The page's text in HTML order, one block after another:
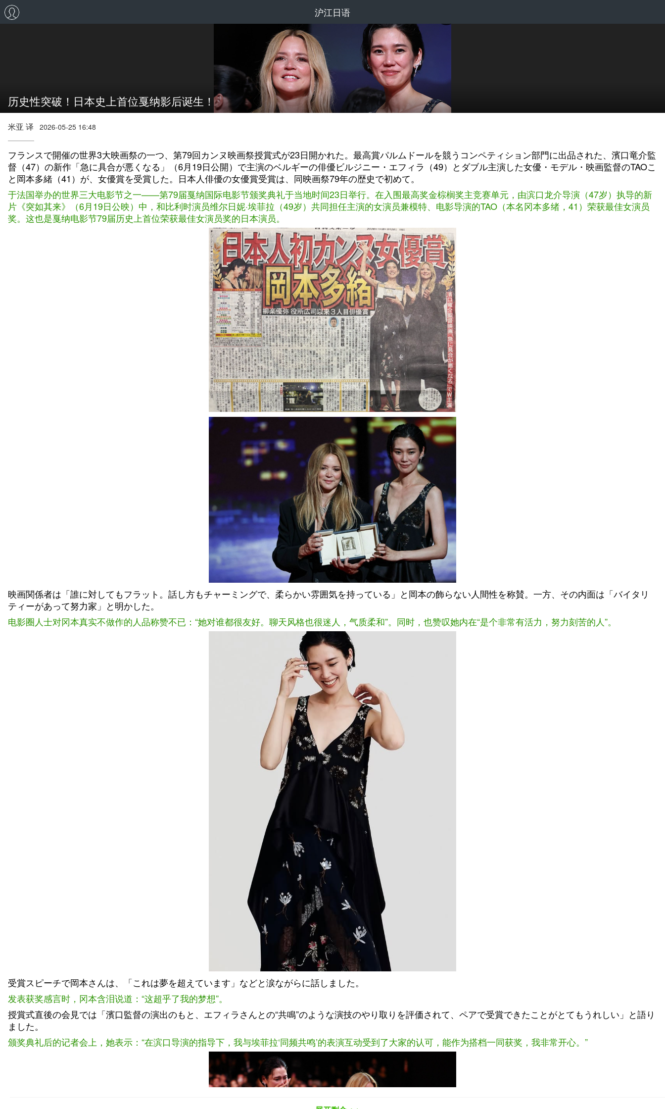
沪江日语
历史性突破！日本史上首位戛纳影后诞生！
米亚 译 2026-05-25 16:48
フランスで開催の世界3大映画祭の一つ、第79回カンヌ映画祭授賞式が23日開かれた。最高賞パルムドールを競うコンペティション部門に出品された、濱口竜介監
督（47）の新作「急に具合が悪くなる」（6月19日公開）で主演のベルギーの俳優ビルジニー・エフィラ（49）とダブル主演した女優・モデル・映画監督のTAOこ
と岡本多緒（41）が、女優賞を受賞した。日本人俳優の女優賞受賞は、同映画祭79年の歴史で初めて。
于法国举办的世界三大电影节之一——第79届戛纳国际电影节颁奖典礼于当地时间23日举行。在入围最高奖金棕榈奖主竞赛单元，由滨口龙介导演（47岁）执导的新
片《突如其来》（6月19日公映）中，和比利时演员维尔日妮·埃菲拉（49岁）共同担任主演的女演员兼模特、电影导演的TAO（本名冈本多绪，41）荣获最佳女演员
奖。这也是戛纳电影节79届历史上首位荣获最佳女演员奖的日本演员。
映画関係者は「誰に対してもフラット。話し方もチャーミングで、柔らかい雰囲気を持っている」と岡本の飾らない人間性を称賛。一方、その内面は「バイタリ
ティーがあって努力家」と明かした。
电影圈人士对冈本真实不做作的人品称赞不已：“她对谁都很友好。聊天风格也很迷人，气质柔和”。同时，也赞叹她内在“是个非常有活力，努力刻苦的人”。
受賞スピーチで岡本さんは、「これは夢を超えています」などと涙ながらに話しました。
发表获奖感言时，冈本含泪说道：“这超乎了我的梦想”。
授賞式直後の会見では「濱口監督の演出のもと、エフィラさんとの“共鳴”のような演技のやり取りを評価されて、ペアで受賞できたことがとてもうれしい」と語り
ました。
颁奖典礼后的记者会上，她表示：“在滨口导演的指导下，我与埃菲拉‘同频共鸣’的表演互动受到了大家的认可，能作为搭档一同获奖，我非常开心。”